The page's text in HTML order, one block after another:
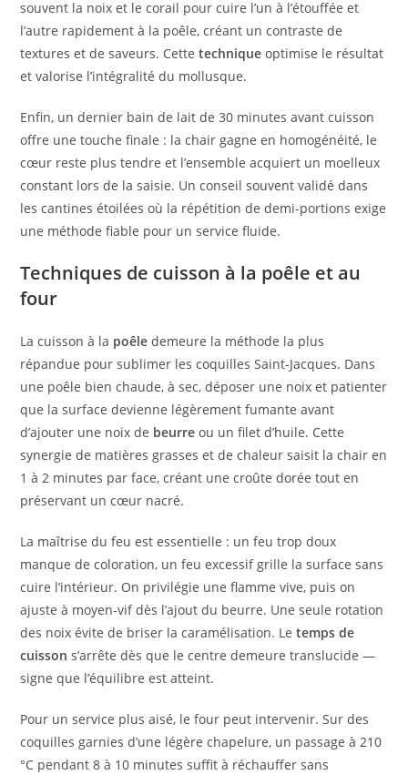
souvent la noix et le corail pour cuire l’un à l’étouffée et
l’autre rapidement à la poêle, créant un contraste de
textures et de saveurs. Cettetechnique optimise le résultat
et valorise l’intégralité du mollusque.
Enfin, un dernier bain de lait de 30 minutes avant cuisson
offre une touche finale : la chair gagne en homogénéité, le
cœur reste plus tendre et l’ensemble acquiert un moelleux
constant lors de la saisie. Un conseil souvent validé dans
les cantines étoilées où la répétition de demi-portions exige
une méthode fiable pour un service fluide.
Techniques de cuisson à la poêle et au
four
La cuisson à la poêle demeure la méthode la plus
répandue pour sublimer les coquilles Saint-Jacques. Dans
une poêle bien chaude, à sec, déposer une noix et patienter
que la surface devienne légèrement fumante avant
d’ajouter une noix de beurre ou un filet d’huile. Cette
synergie de matières grasses et de chaleur saisit la chair en
1 à 2 minutes par face, créant une croûte dorée tout en
préservant un cœur nacré.
La maîtrise du feu est essentielle : un feu trop doux
manque de coloration, un feu excessif grille la surface sans
cuire l’intérieur. On privilégie une flamme vive, puis on
ajuste à moyen-vif dès l’ajout du beurre. Une seule rotation
des noix évite de briser la caramélisation. Letemps de
cuisson s’arrête dès que le centre demeure translucide —
signe que l’équilibre est atteint.
Pour un service plus aisé, le four peut intervenir. Sur des
coquilles garnies d’une légère chapelure, un passage à 210
°C pendant 8 à 10 minutes suffit à réchauffer sans